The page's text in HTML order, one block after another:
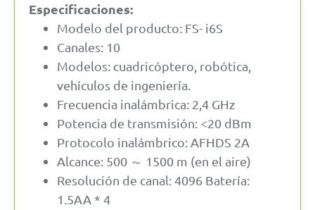
Especificaciones:
Modelo del producto: FS- i6S
Canales: 10
Modelos: cuadricóptero, robótica,
vehículos de ingeniería.
Frecuencia inalámbrica: 2,4 GHz
Potencia de transmisión: <20 dBm
Protocolo inalámbrico: AFHDS 2A
Alcance: 500 ～ 1500 m (en el aire)
Resolución de canal: 4096 Batería:
1.5AA * 4